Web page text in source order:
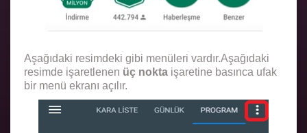
Aşağıdaki resimdeki gibi menüleri vardır.Aşağıdaki
resimde işaretlenen üç nokta işaretine basınca ufak
bir menü ekranı açılır.